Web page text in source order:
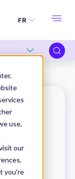
use,
our
you're
FR